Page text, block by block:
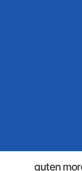
guten